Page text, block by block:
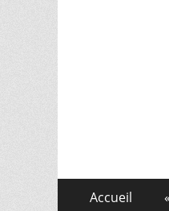
Menu
Accueil